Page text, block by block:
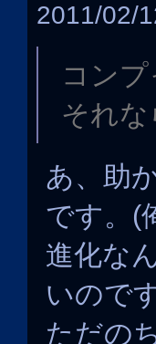
2011/02/
コン
それ
あ、助
です。(
進化な
いので
ただの